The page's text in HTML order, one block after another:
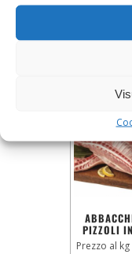
PIZZOLI
Prezzo al